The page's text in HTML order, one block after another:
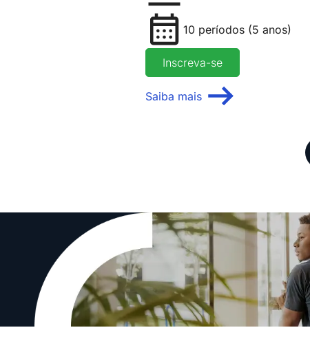
10 períodos (5 anos)
Inscreva-se
Saiba mais